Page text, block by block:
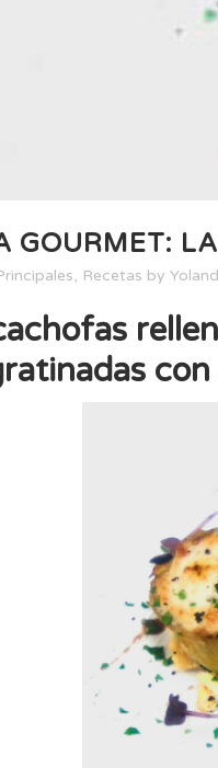
GOURMET:
, Recetas by